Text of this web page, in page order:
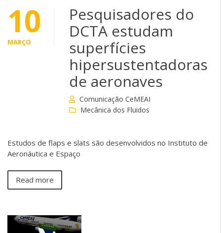
10
MARÇO
Pesquisadores do
DCTA estudam
superfícies
hipersustentadoras
de aeronaves
Comunicação CeMEAI
Mecânica dos Fluidos
Estudos de flaps e slats são desenvolvidos no Instituto de
Aeronáutica e Espaço
Read more